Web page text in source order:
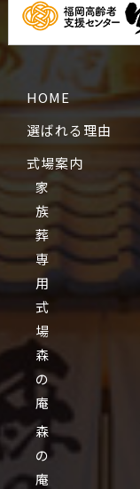
HOME
選ばれる理由
式場案内
家
族
葬
専
用
式
場
森
の
庵
森
の
庵